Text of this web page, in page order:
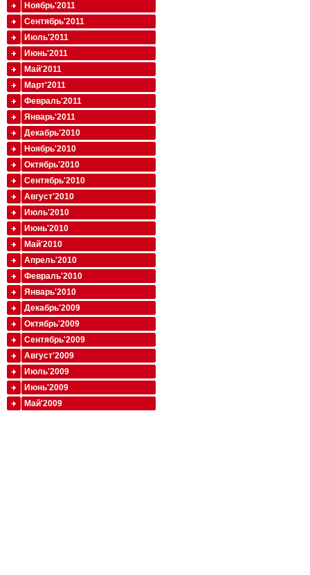
Ноябрь'2011
Сентябрь'2011
Июль'2011
Июнь'2011
Май'2011
Март'2011
Февраль'2011
Январь'2011
Декабрь'2010
Ноябрь'2010
Октябрь'2010
Сентябрь'2010
Август'2010
Июль'2010
Июнь'2010
Май'2010
Апрель'2010
Февраль'2010
Январь'2010
Декабрь'2009
Октябрь'2009
Сентябрь'2009
Август'2009
Июль'2009
Июнь'2009
Май'2009